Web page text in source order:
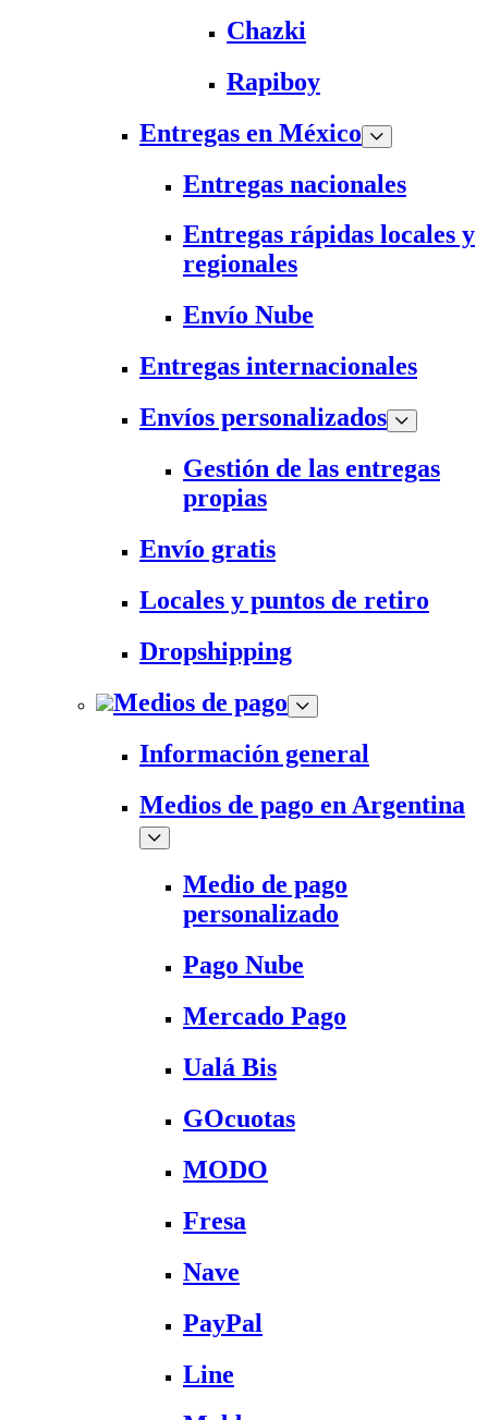
Chazki
Rapiboy
Entregas en México
Entregas nacionales
Entregas rápidas locales y
regionales
Envío Nube
Entregas internacionales
Envíos personalizados
Gestión de las entregas
propias
Envío gratis
Locales y puntos de retiro
Dropshipping
Medios de pago
Información general
Medios de pago en Argentina
Medio de pago
personalizado
Pago Nube
Mercado Pago
Ualá Bis
GOcuotas
MODO
Fresa
Nave
PayPal
Line